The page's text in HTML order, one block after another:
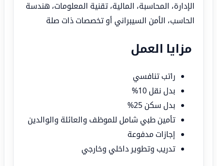
الإدارة، المحاسبة، المالية، تقنية المعلومات، هندسة
الحاسب، الأمن السيبراني أو تخصصات ذات صلة
مزايا العمل
راتب تنافسي
بدل نقل 10%
بدل سكن 25%
تأمين طبي شامل للموظف والعائلة والوالدين
إجازات مدفوعة
تدريب وتطوير داخلي وخارجي